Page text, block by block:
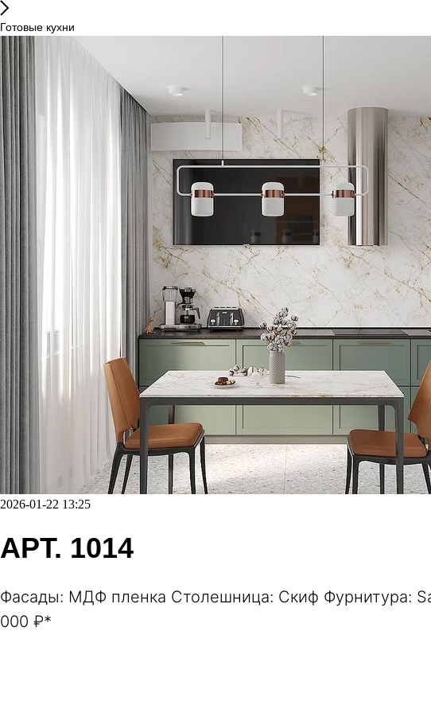
Готовые кухни
2026-01-22 13:25
АРТ. 1014
Фасады: МДФ пленка Столешница: Скиф Фурнитура:
000 ₽*